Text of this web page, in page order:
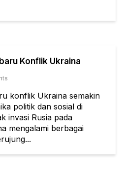
Konflik Ukraina
konflik Ukraina semakin
politik dan sosial di
invasi Rusia pada
mengalami berbagai